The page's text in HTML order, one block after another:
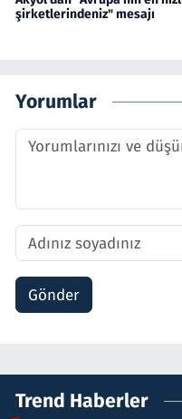
şirketlerindeniz" mesajı
Yorumlar
Gönder
Trend Haberler